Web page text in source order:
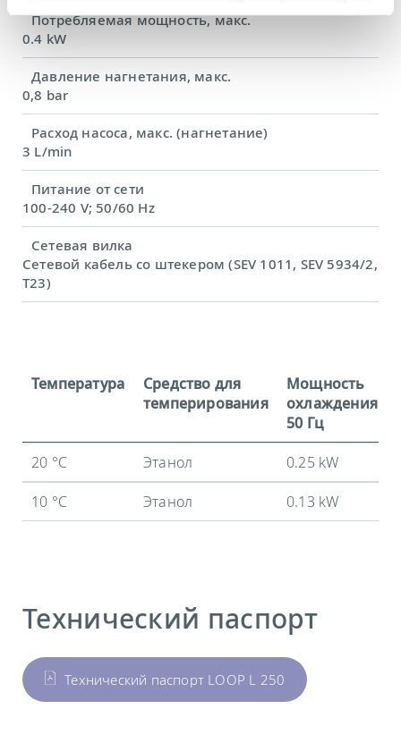
Потребляемая мощность, макс.
0.4 kW
Давление нагнетания, макс.
0,8 bar
Расход насоса, макс. (нагнетание)
3 L/min
Питание от сети
100-240 V; 50/60 Hz
Сетевая вилка
Сетевой кабель со штекером (SEV 1011, SEV 5934/2,
T23)
Температура
Средство для
темперирования
Мощность
охлаждения
50 Гц
20 °C
Этанол 0.25 kW
10 °C
Этанол 0.13 kW
Технический паспорт
Технический паспорт LOOP L 250